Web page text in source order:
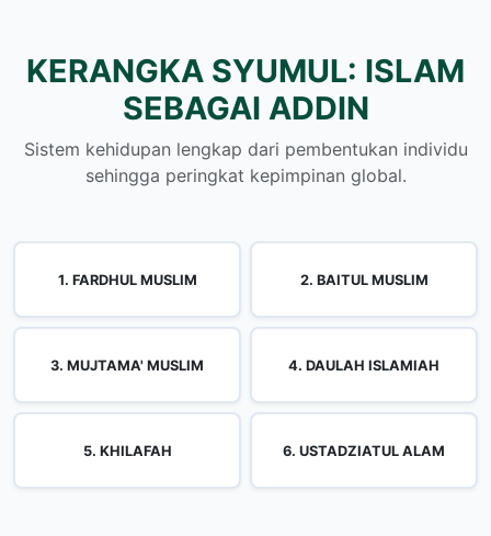
KERANGKA SYUMUL: ISLAM
SEBAGAI ADDIN
Sistem kehidupan lengkap dari pembentukan individu
sehingga peringkat kepimpinan global.
1. FARDHUL MUSLIM 2. BAITUL MUSLIM
3. MUJTAMA' MUSLIM 4. DAULAH ISLAMIAH
5. KHILAFAH 6. USTADZIATUL ALAM